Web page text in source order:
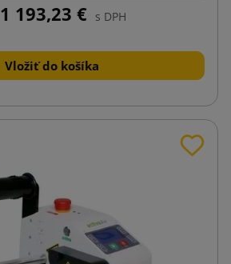
1 193,23 € s DPH
Vložiť do košíka